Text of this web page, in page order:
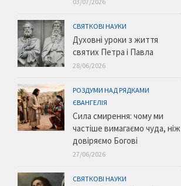
СВЯТКОВІ НАУКИ
Духовні уроки з життя
святих Петра і Павла
28/06/2026
РОЗДУМИ НАД РЯДКАМИ
ЄВАНГЕЛІЯ
Сила смирення: чому ми
частіше вимагаємо чуда, ніж
довіряємо Богові
27/06/2026
СВЯТКОВІ НАУКИ